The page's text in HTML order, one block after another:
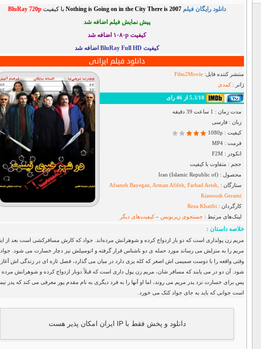
دانلود رایگان فیلم Nothing is Going on in the City There is 2007 با کیفیتBluRay 720p
پیش نمایش فیلم اضافه شد
کیفیت ۱۰۸۰p
اضافه شد
کیفیت BluRay Full HD اضافه شد
دانلود فیلم ایرانی
منتشر کننده فایل: Film2Movie
ژانر :کمدی
مدت زمان : 1 ساعت 39 دقیقه
زبان : فارسی
کیفیت : 1080p
فرمت : MP4
انکودر : F2M
حجم : متفاوت با کیفیت
محصول : Iran (Islamic Republic of)
ستارگان :
Afsaneh Bayegan, Arman Afifeh, Farhad Aeish,
Kianoosh Gerami
کارگردان : Reza Khatibi
لینک‌های مرتبط : جستجوی زیرنویس –کیفیت‌های دیگر
خلاصه داستان :
مریم زن پولداری است که دو بار ازدواج کرده و شوهرانش مرده‌اند. جواد که کارش مسافرکشی است بعد از
مریم را به منزلش می رساند مورد حمله ی دو ناشناس قرار گرفته و اتومبیلش نیز دچار خسارت می شود. جواد
وقتی واقعه را با دوست صمیمی اش اصغر که کله پزی دارد در میان می گذارد، فصل تازه ای در زندگی اش
شود. آن دو در می یابند که مسافر شان، مریم زن پول داری است که قبلاً دوبار ازدواج کرده و شوهرانش مرده
پس برای خسارت نزد پدر مریم می روند، اما او آنها را به فرد دیگری به نام مقدم پور معرفی می کند که پدر
است جوانی که باید به جای جواد کتک می خورد.
دانلود و پخش فقط با IP ایران امکان پذیر هست